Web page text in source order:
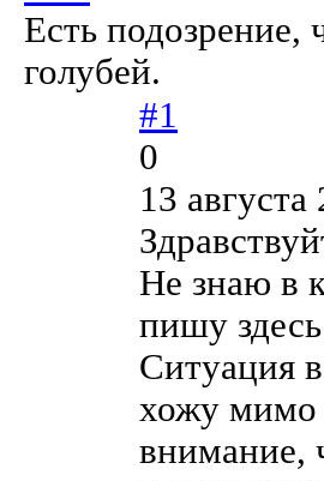
Есть
голубей.
#1
0
13
Не знаю в
пишу
Ситуация
хожу мимо
внимание,